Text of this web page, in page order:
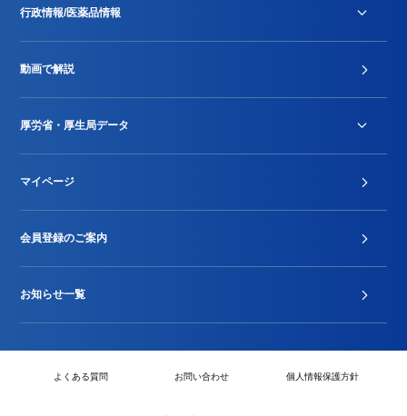
行政情報/医薬品情報
Stu-GEレポート
動画で解説
厚労省・厚生局データ
2024年度新設項目届出状況
マイページ
会員登録のご案内
お知らせ一覧
よくある質問 お問い合わせ 個人情報保護方針